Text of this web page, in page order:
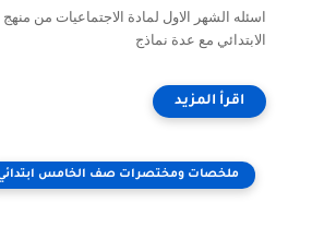
اسئله الشهر الاول لمادة الاجتماعيات من
الابتدائي مع عدة نماذج
ملخصات ومختصرات صف الخامس